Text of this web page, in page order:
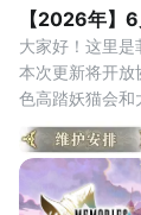
【2026年】
大家好！这里是
本次更新将开
色高踏妖猫会和
我们将在6月18
【维护时间】
6月18日12:00
维护中将无法进